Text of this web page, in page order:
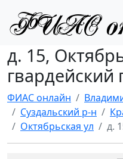
д. 15,
гвардейский
ФИАС онлайн
Суздальский р-н
Октябрьская ул
д.